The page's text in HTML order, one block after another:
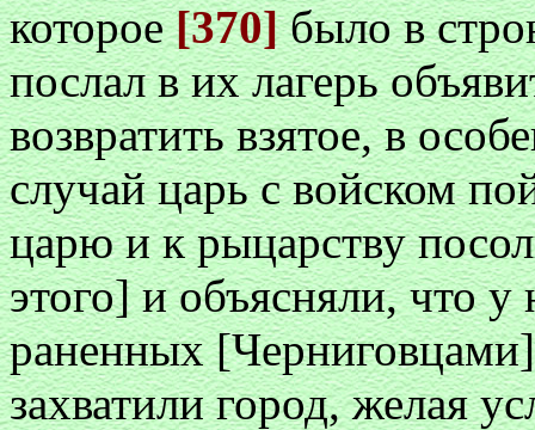
которое[370] было в
послал в их лагерь
возвратить взятое, в
случай царь с войском
царю и к рыцарству
этого] и объясняли, что
раненных
захватили город, желая